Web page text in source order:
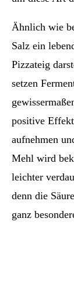
Ähnlich wie
Salz ein
Pizzateig
setzen
positive
aufnehmen
Mehl wird
leichter
denn die
ganz